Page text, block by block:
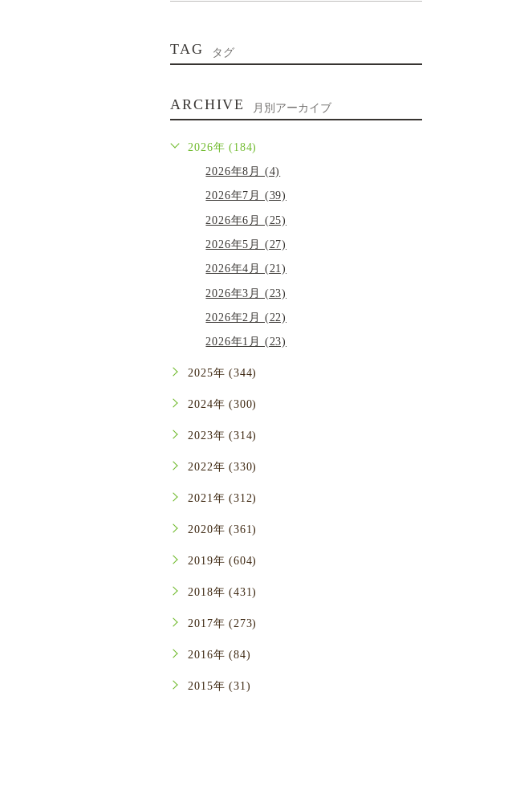
TAG タグ
ARCHIVE 月別アーカイブ
2026年 (184)
2026年8月 (4)
2026年7月 (39)
2026年6月 (25)
2026年5月 (27)
2026年4月 (21)
2026年3月 (23)
2026年2月 (22)
2026年1月 (23)
2025年 (344)
2024年 (300)
2023年 (314)
2022年 (330)
2021年 (312)
2020年 (361)
2019年 (604)
2018年 (431)
2017年 (273)
2016年 (84)
2015年 (31)